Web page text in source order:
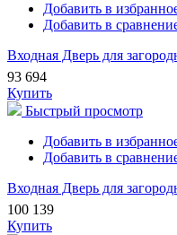
Добавить в
Добавить в
Входная Дверь для
93 694
Купить
Быстрый просмотр
Добавить в
Добавить в
Входная Дверь для
100 139
Купить